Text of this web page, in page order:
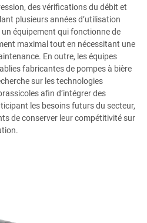
des vérifications du débit et
plusieurs années d’utilisation
équipement qui fonctionne de
maximal tout en nécessitant une
En outre, les équipes
fabricantes de pompes à bière
sur les technologies
afin d’intégrer des
les besoins futurs du secteur,
de conserver leur compétitivité sur